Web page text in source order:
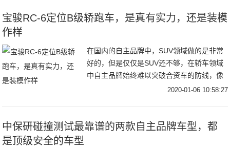
宝骏RC-6定位B级轿跑车，是真有实力，还是装模
作样
在国内的自主品牌中，SUV领域做的是非常
好的，但是仅仅是SUV还不够，在轿车领域
中自主品牌始终难以突破合资车的防线，像
吉利、奇瑞、长安等品牌虽然在轿车领域做
2020-01-06 10:58:27
中保研碰撞测试最靠谱的两款自主品牌车型，都
是顶级安全的车型